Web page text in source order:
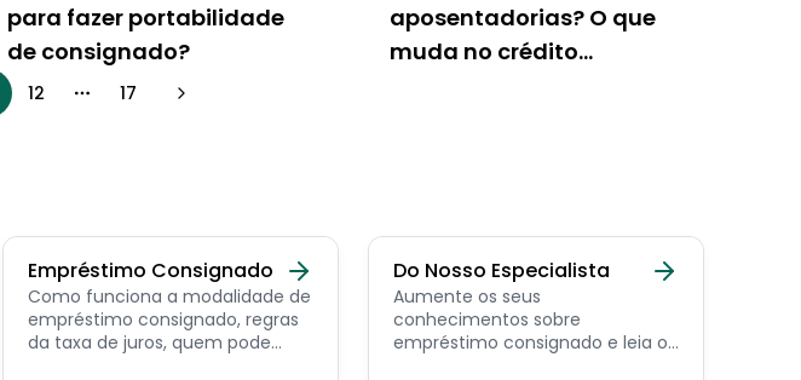
para fazer portabilidade
de consignado?
aposentadorias? O que
muda no crédito
12 More pages
17
Empréstimo Consignado
Como funciona a modalidade de
empréstimo consignado, regras
da taxa de juros, quem pode
Do Nosso Especialista
Aumente os seus
conhecimentos sobre
empréstimo consignado e leia os